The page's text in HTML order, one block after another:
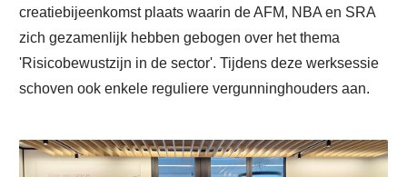
creatiebijeenkomst plaats waarin de AFM, NBA en SRA
zich gezamenlijk hebben gebogen over het thema
'Risicobewustzijn in de sector'. Tijdens deze werksessie
schoven ook enkele reguliere vergunninghouders aan.